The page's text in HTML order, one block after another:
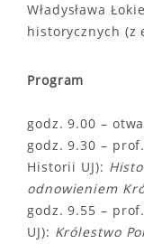
Władysława
historycznych (z
Program
godz. 9.00 –
godz. 9.30 –
Historii UJ):
odnowieniem
godz. 9.55 –
UJ): Królestwo